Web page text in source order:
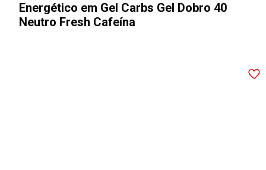
Energético em Gel Carbs Gel Dobro 40
Neutro Fresh Cafeína